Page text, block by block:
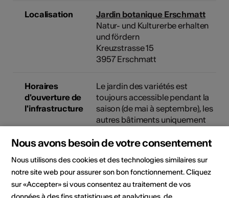
Localisation
Jardin botanique Erschmatt
Natur- und Kulturerbe erhalten
und fördern
Kreuzstrasse 15
3957 Erschmatt
Horaires
d'ouverture de
l'infrastructure
Le jardin des variétés est
toujours accessible pendant la
saison (de mai à septembre), les
autres bâtiments uniquement
Médiation
culturelle
Visite guidée du jardin
botanique Erschmatt
Apprenez à connaître les
variétés de céréales
Nous avons besoin de votre consentement
Nous utilisons des cookies et des technologies similaires sur
notre site web pour assurer son bon fonctionnement. Cliquez
sur «Accepter» si vous consentez au traitement de vos